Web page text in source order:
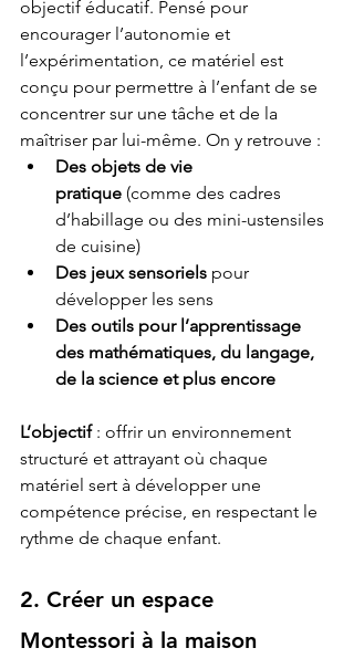
objectif éducatif. Pensé pour
encourager l’autonomie et
l’expérimentation, ce matériel est
conçu pour permettre à l’enfant de se
concentrer sur une tâche et de la
maîtriser par lui-même. On y retrouve :
Des objets de vie
pratique (comme des cadres
d’habillage ou des mini-ustensiles
de cuisine)
Des jeux sensoriels pour
développer les sens
Des outils pour l’apprentissage
des mathématiques, du langage,
de la science et plus encore
L’objectif : offrir un environnement
structuré et attrayant où chaque
matériel sert à développer une
compétence précise, en respectant le
rythme de chaque enfant.
2. Créer un espace
Montessori à la maison